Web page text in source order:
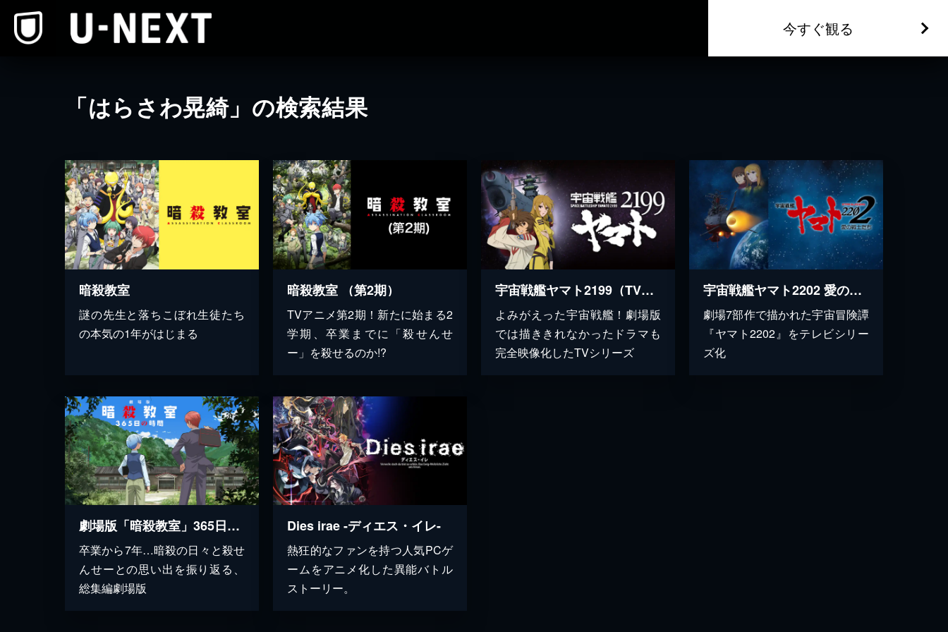
今すぐ観る
「はらさわ晃綺」の検索結果
暗殺教室
謎の先生と落ちこぼれ生徒たち
の本気の1年がはじまる
暗殺教室 （第2期）
TVアニメ第2期！新たに始まる2
学期、卒業までに「殺せんせ
ー」を殺せるのか!?
宇宙戦艦ヤマト2199（TV版）
よみがえった宇宙戦艦！劇場版
では描ききれなかったドラマも
完全映像化したTVシリーズ
宇宙戦艦ヤマト2202 愛の戦士たち
劇場7部作で描かれた宇宙冒険譚
『ヤマト2202』をテレビシリー
ズ化
劇場版「暗殺教室」365日の時間
卒業から7年…暗殺の日々と殺せ
んせーとの思い出を振り返る、
総集編劇場版
Dies irae -ディエス・イレ-
熱狂的なファンを持つ人気PCゲ
ームをアニメ化した異能バトル
ストーリー。